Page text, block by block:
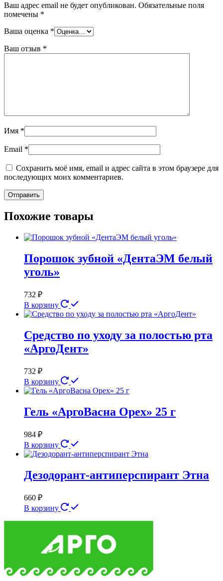
Ваш адрес email не будет опубликован. Обязательные поля
помечены *
Ваша оценка *
Ваш отзыв *
Имя *
Email *
Сохранить моё имя, email и адрес сайта в этом браузере для
последующих моих комментариев.
Похожие товары
Порошок зубной «ДентаЭМ белый
уголь»
732 ₽
В корзину
Средство по уходу за полостью рта
«АргоДент»
732 ₽
В корзину
Гель «АргоВасна Орех» 25 г
984 ₽
В корзину
Дезодорант-антиперспирант Этна
660 ₽
В корзину